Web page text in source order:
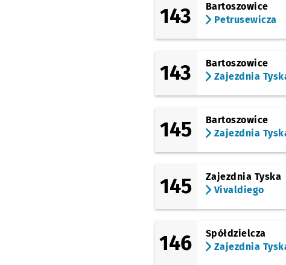
143
Bartoszowice
Petrusewicza
143
Bartoszowice
Zajezdnia
145
Bartoszowice
Zajezdnia
145
Zajezdnia Tyska
Vivaldiego
146
Spółdzielcza
Zajezdnia